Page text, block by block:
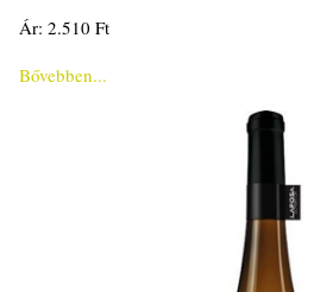
Ár: 2.510 Ft
Bővebben...